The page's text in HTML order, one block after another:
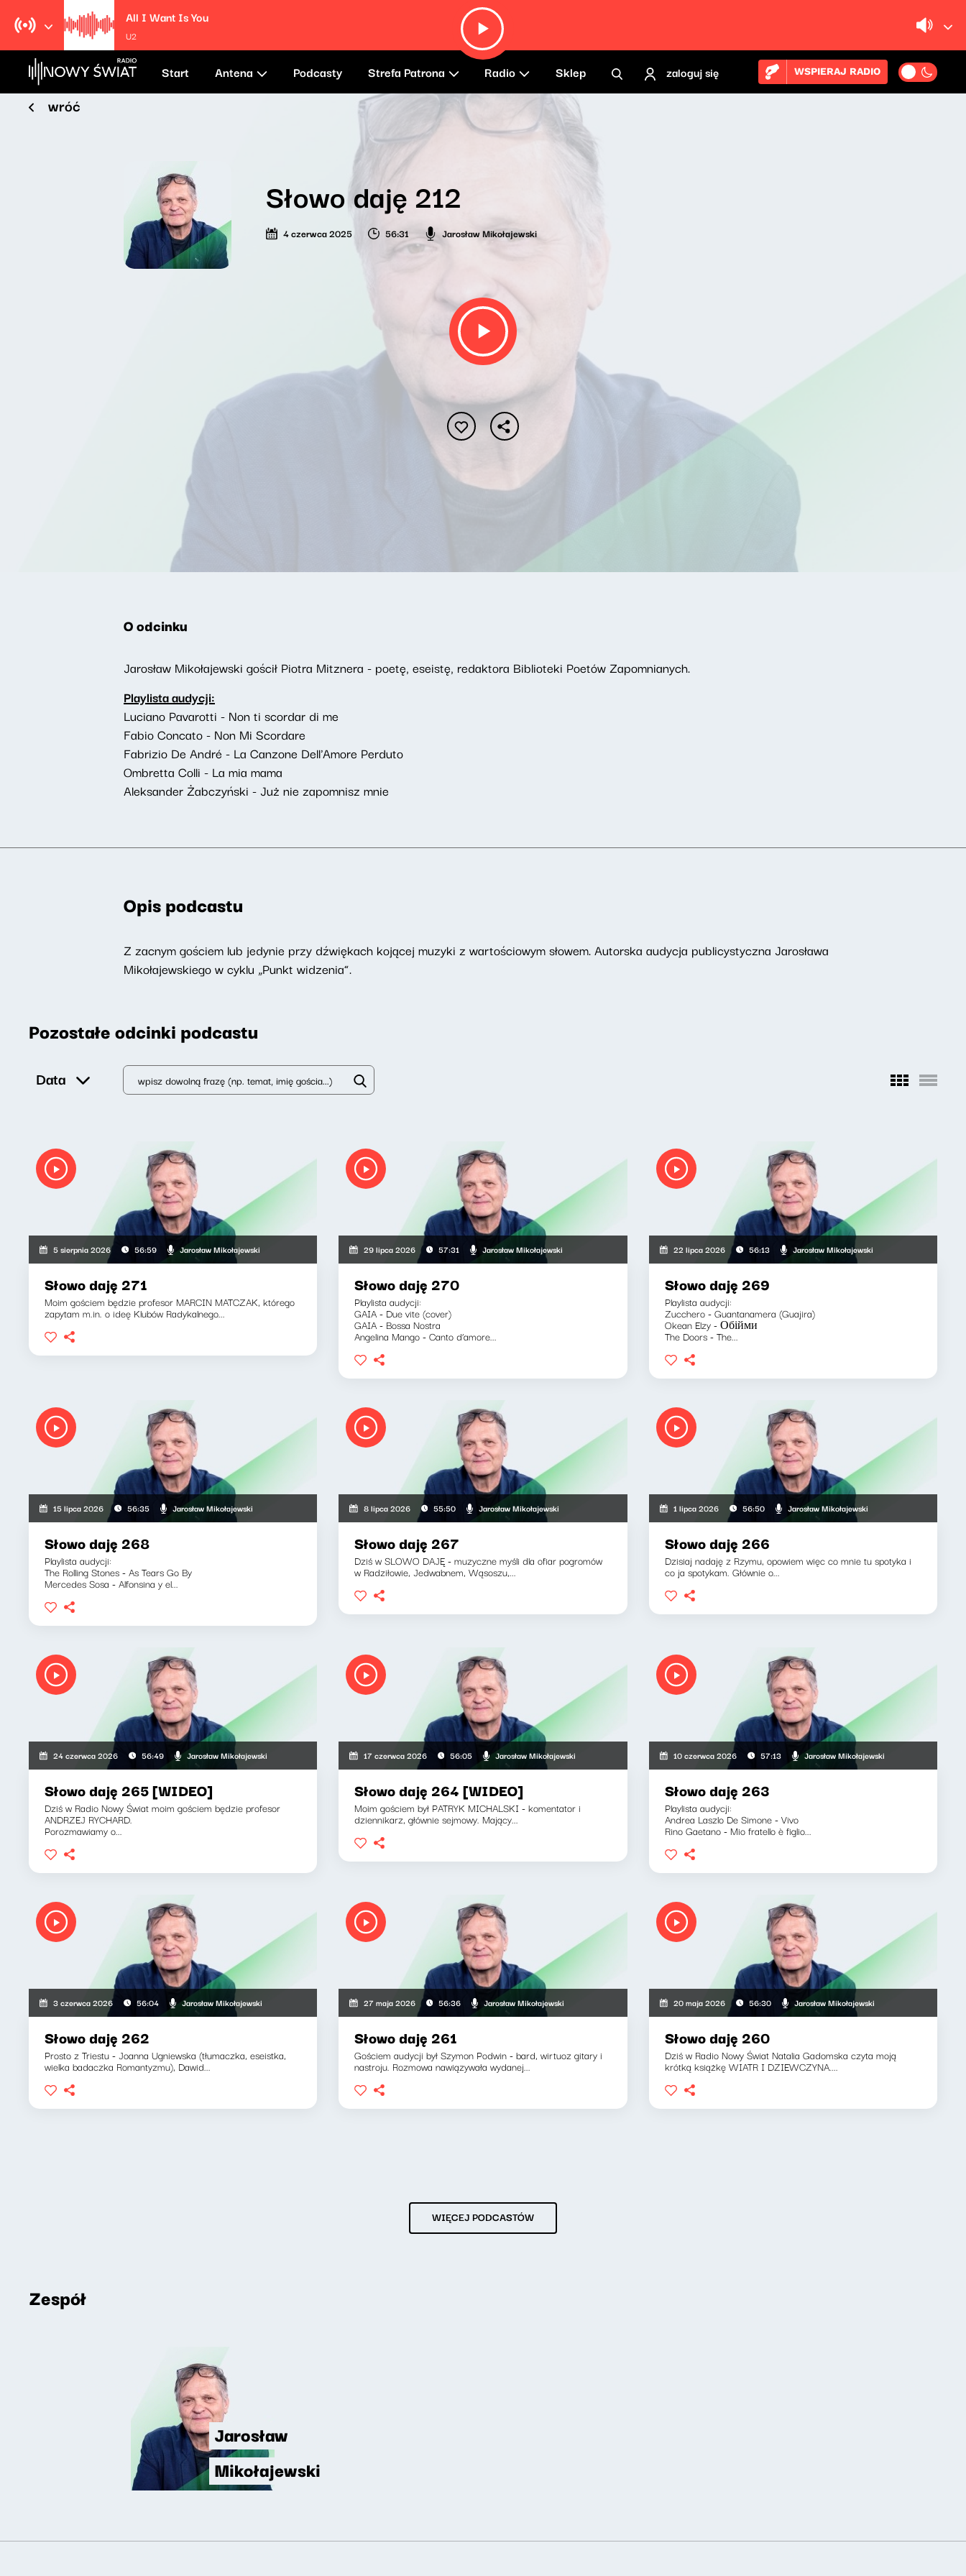
All I Want Is You
U2
Start Antena Podcasty Strefa Patrona Radio Sklep zaloguj się WSPIERAJ RADIO
wróć
Słowo daję 212
4 czerwca 2025 56:31 Jarosław Mikołajewski
O odcinku
Jarosław Mikołajewski gościł Piotra Mitznera - poetę, eseistę, redaktora Biblioteki Poetów Zapomnianych.
Playlista audycji:
Luciano Pavarotti - Non ti scordar di me
Fabio Concato - Non Mi Scordare
Fabrizio De André - La Canzone Dell'Amore Perduto
Ombretta Colli - La mia mama
Aleksander Żabczyński - Już nie zapomnisz mnie
Opis podcastu
Z zacnym gościem lub jedynie przy dźwiękach kojącej muzyki z wartościowym słowem. Autorska audycja publicystyczna Jarosława
Mikołajewskiego w cyklu „Punkt widzenia”.
Pozostałe odcinki podcastu
Data
5 sierpnia 2026 56:59 Jarosław Mikołajewski
Słowo daję 271
Moim gościem będzie profesor MARCIN MATCZAK, którego
zapytam m.in. o ideę Klubów Radykalnego...
29 lipca 2026 57:31 Jarosław Mikołajewski
Słowo daję 270
Playlista audycji:
GAIA - Due vite (cover)
GAIA - Bossa Nostra
Angelina Mango - Canto d’amore...
22 lipca 2026 56:13 Jarosław Mikołajewski
Słowo daję 269
Playlista audycji:
Zucchero - Guantanamera (Guajira)
Okean Elzy - Обійми
The Doors - The...
15 lipca 2026 56:35 Jarosław Mikołajewski
Słowo daję 268
Playlista audycji:
The Rolling Stones - As Tears Go By
Mercedes Sosa - Alfonsina y el...
8 lipca 2026 55:50 Jarosław Mikołajewski
Słowo daję 267
Dziś w SLOWO DAJĘ - muzyczne myśli dla ofiar pogromów
w Radziłowie, Jedwabnem, Wąsoszu,...
1 lipca 2026 56:50 Jarosław Mikołajewski
Słowo daję 266
Dzisiaj nadaję z Rzymu, opowiem więc co mnie tu spotyka i
co ja spotykam. Głównie o...
24 czerwca 2026 56:49 Jarosław Mikołajewski
Słowo daję 265 [WIDEO]
Dziś w Radio Nowy Świat moim gościem będzie profesor
ANDRZEJ RYCHARD.
Porozmawiamy o...
17 czerwca 2026 56:05 Jarosław Mikołajewski
Słowo daję 264 [WIDEO]
Moim gościem był PATRYK MICHALSKI - komentator i
dziennikarz, głównie sejmowy. Mający...
10 czerwca 2026 57:13 Jarosław Mikołajewski
Słowo daję 263
Playlista audycji:
Andrea Laszlo De Simone - Vivo
Rino Gaetano - Mio fratello è figlio...
3 czerwca 2026 56:04 Jarosław Mikołajewski
Słowo daję 262
Prosto z Triestu - Joanna Ugniewska (tłumaczka, eseistka,
wielka badaczka Romantyzmu), Dawid...
27 maja 2026 56:36 Jarosław Mikołajewski
Słowo daję 261
Gościem audycji był Szymon Podwin - bard, wirtuoz gitary i
nastroju. Rozmowa nawiązywała wydanej...
20 maja 2026 56:30 Jarosław Mikołajewski
Słowo daję 260
Dziś w Radio Nowy Świat Natalia Gadomska czyta moją
krótką książkę WIATR I DZIEWCZYNA....
WIĘCEJ PODCASTÓW
Zespół
Jarosław
Mikołajewski